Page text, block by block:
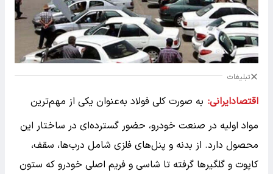
تبلیغات
اقتصادایرانی: به صورت کلی فولاد به‌عنوان یکی از مهم‌ترین
مواد اولیه در صنعت خودرو، حضور گسترده‌ای در ساختار این
محصول دارد. از بدنه و پنل‌های فلزی شامل درب‌ها، سقف،
کاپوت و گلگیرها گرفته تا شاسی و فریم اصلی خودرو که ستون